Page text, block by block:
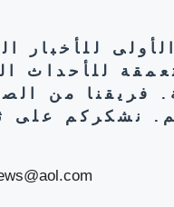
للأحداث
فريقنا من
نشكركم على